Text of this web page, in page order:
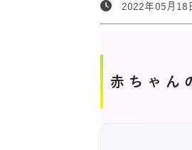
2022年05月18
赤ちゃん